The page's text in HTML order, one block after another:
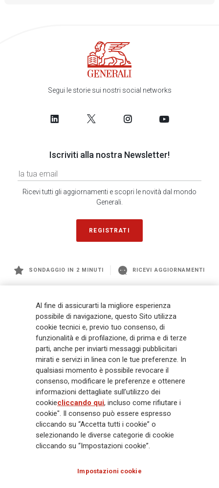
Segui le storie sui nostri social networks
Iscriviti alla nostra Newsletter!
Ricevi tutti gli aggiornamenti e scopri le novità dal mondo
Generali.
REGISTRATI
SONDAGGIO IN 2 MINUTI RICEVI AGGIORNAMENTI
management a livello globale, con premi complessivi pari a € 98,1
miliardi e € 900 miliardi di AUM nel 2025. Fondato nel 1831, con oltre 88
mila dipendenti e 163 mila agenti che servono 75 milioni di clienti, il
Gruppo ha una posizione di leadership in Europa e una presenza
crescente in Asia e America. Al centro della strategia di Generali c'è il suo
impegno Lifetime Partner verso i clienti, realizzato attraverso soluzioni
innovative e personalizzate, un'esperienza cliente di prima classe e le sue
capacità di distribuzione globale digitalizzata. Il Gruppo ha
completamente integrato la sostenibilità in tutte le scelte strategiche, con
l'obiettivo di creare valore per tutti gli stakeholder mentre costruisce una
società più equa e resiliente.
Legal Info Cookie Policy Privacy & GDPR
Al fine di assicurarti la migliore esperienza
possibile di navigazione, questo Sito utilizza
cookie tecnici e, previo tuo consenso, di
funzionalità e di profilazione, di prima e di terze
parti, anche per inviarti messaggi pubblicitari
mirati e servizi in linea con le tue preferenze. In
qualsiasi momento è possibile revocare il
consenso, modificare le preferenze e ottenere
informazioni dettagliate sull’utilizzo dei
cookiecliccando qui, incluso come rifiutare i
cookie". Il consenso può essere espresso
cliccando su “Accetta tutti i cookie” o
selezionando le diverse categorie di cookie
cliccando su “Impostazioni cookie”.
Impostazioni cookie